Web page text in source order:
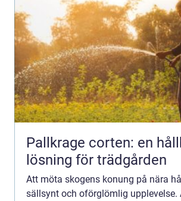
Pallkrage corten: en
lösning för trädgården
Att möta skogens konung på nära
sällsynt och oförglömlig upplevelse.